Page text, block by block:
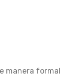
manera formal